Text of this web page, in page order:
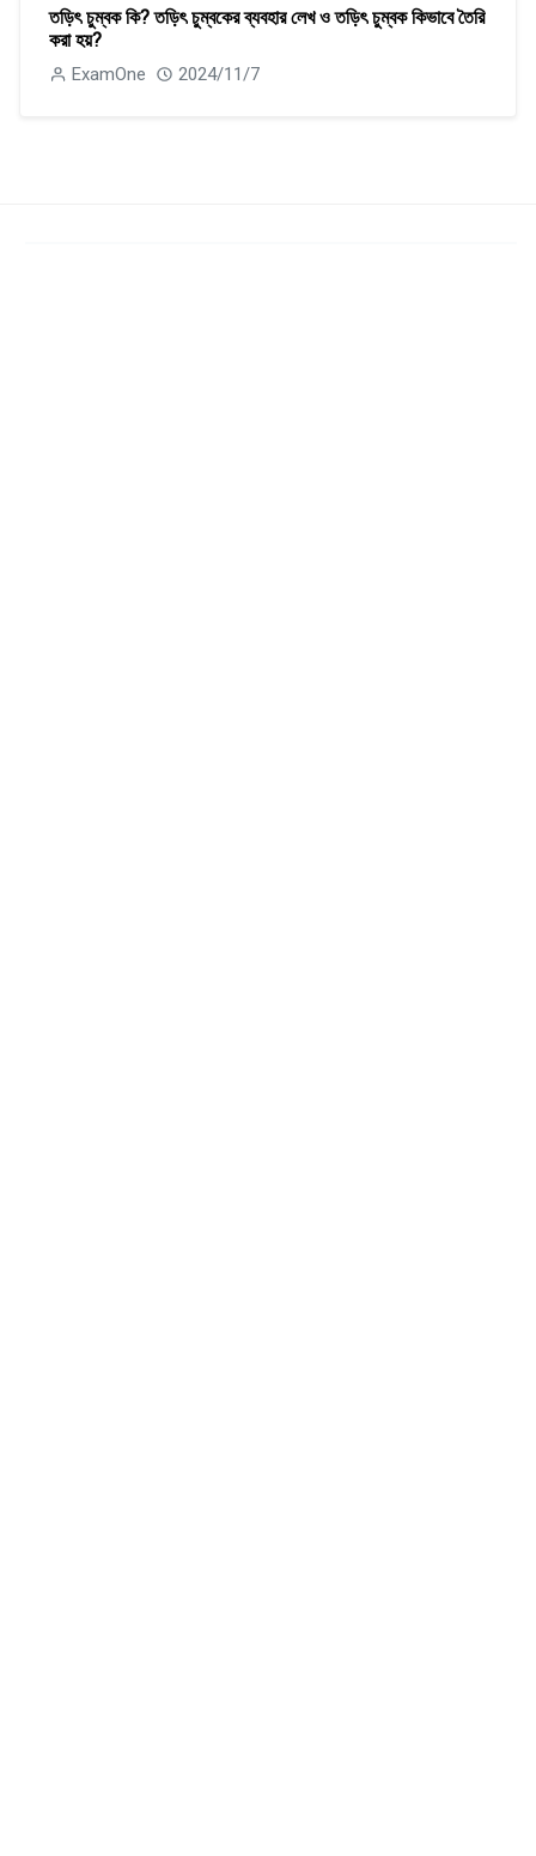
তড়িৎ চুম্বক কি? তড়িৎ চুম্বকের ব্যবহার লেখ ও তড়িৎ চুম্বক কিভাবে তৈরি
করা হয়?
ExamOne 2024/11/7